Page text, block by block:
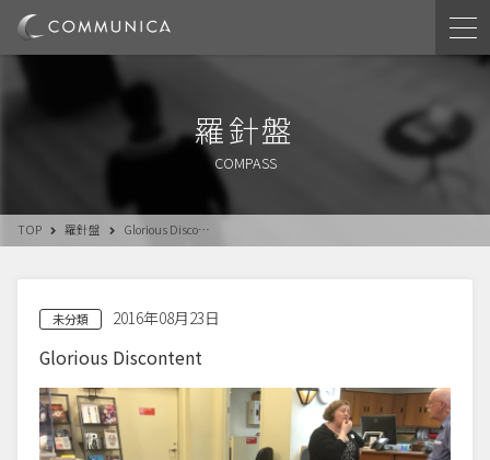
羅針盤
COMPASS
TOP 羅針盤 Glorious Disco…
未分類 2016年08月23日
Glorious Discontent